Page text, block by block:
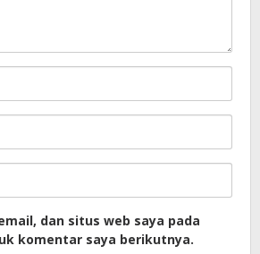
dan situs web saya pada
komentar saya berikutnya.